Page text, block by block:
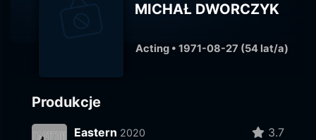
MICHAŁ DWORCZYK
Acting • 1971-08-27 (54 lat/a)
Produkcje
Eastern 2020 3.7